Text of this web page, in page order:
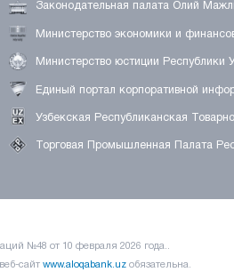
Законодательная палата Олий
Министерство экономики и
Министерство юстиции Республики
Единый портал корпоративной
Узбекская Республиканская
Торговая Промышленная Палата
№48 от 10 февраля 2026 года..
сайт www.aloqabank.uzобязательна.